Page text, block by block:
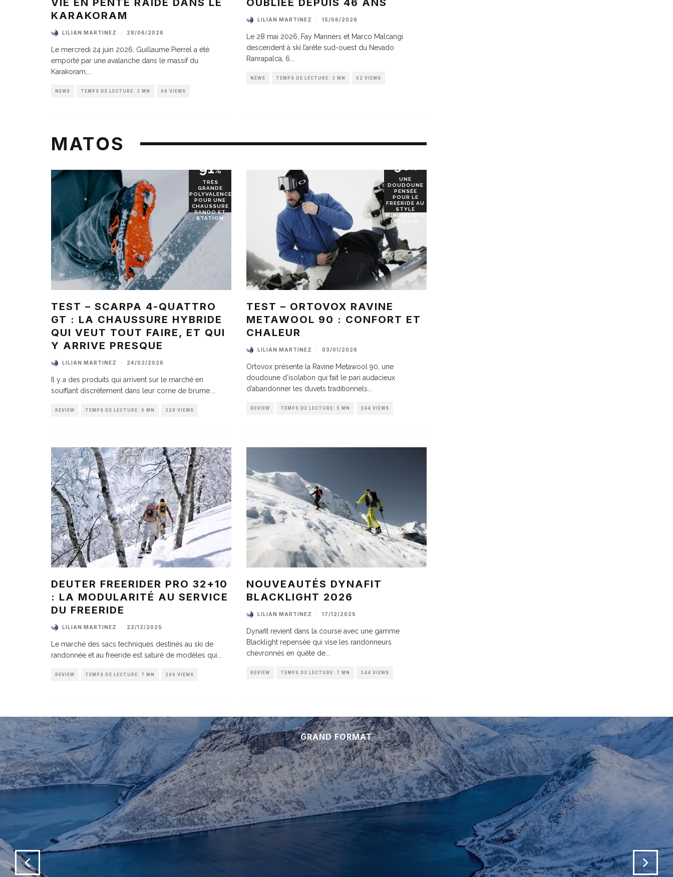
VIE EN PENTE RAIDE DANS LE
KARAKORAM
LILIAN MARTINEZ · 28/06/2026
Le mercredi 24 juin 2026, Guillaume Pierrel a été
emporté par une avalanche dans le massif du
Karakoram,
NEWS TEMPS DE LECTURE: 3 MN 68 VIEWS
OUBLIÉE DEPUIS 46 ANS
LILIAN MARTINEZ · 15/06/2026
Le 28 mai 2026, Fay Manners et Marco Malcangi
descendent à ski l’arête sud-ouest du Nevado
Ranrapalca, 6
NEWS TEMPS DE LECTURE: 3 MN 52 VIEWS
MATOS
91%
TRÈS
GRANDE
POLYVALENCE
POUR UNE
CHAUSSURE
RANDO ET
STATION
TEST – SCARPA 4-QUATTRO
GT : LA CHAUSSURE HYBRIDE
QUI VEUT TOUT FAIRE, ET QUI
Y ARRIVE PRESQUE
LILIAN MARTINEZ · 24/02/2026
Il y a des produits qui arrivent sur le marché en
soufflant discrètement dans leur corne de brume.
REVIEW TEMPS DE LECTURE: 6 MN 328 VIEWS
90%
UNE
DOUDOUNE
PENSÉE
POUR LE
FREERIDE AU
STYLE
MINIMALISTE
EFFICACE.
TEST – ORTOVOX RAVINE
METAWOOL 90 : CONFORT ET
CHALEUR
LILIAN MARTINEZ · 03/01/2026
Ortovox présente la Ravine Metawool 90, une
doudoune d’isolation qui fait le pari audacieux
d’abandonner les duvets traditionnels
REVIEW TEMPS DE LECTURE: 5 MN 244 VIEWS
DEUTER FREERIDER PRO 32+10
: LA MODULARITÉ AU SERVICE
DU FREERIDE
LILIAN MARTINEZ · 22/12/2025
Le marché des sacs techniques destinés au ski de
randonnée et au freeride est saturé de modèles qui
REVIEW TEMPS DE LECTURE: 7 MN 206 VIEWS
NOUVEAUTÉS DYNAFIT
BLACKLIGHT 2026
LILIAN MARTINEZ · 17/12/2025
Dynafit revient dans la course avec une gamme
Blacklight repensée qui vise les randonneurs
chevronnés en quête de
REVIEW TEMPS DE LECTURE: 7 MN 344 VIEWS
GRAND FORMAT